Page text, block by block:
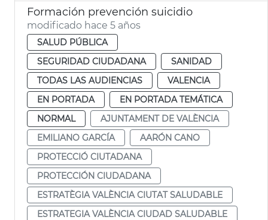
Formación prevención suicidio
modificado hace 5 años
SALUD PÚBLICA
SEGURIDAD CIUDADANA
SANIDAD
TODAS LAS AUDIENCIAS
VALENCIA
EN PORTADA
EN PORTADA TEMÁTICA
NORMAL
AJUNTAMENT DE VALÈNCIA
EMILIANO GARCÍA
AARÓN CANO
PROTECCIÓ CIUTADANA
PROTECCIÓN CIUDADANA
ESTRATÈGIA VALÈNCIA CIUTAT SALUDABLE
ESTRATEGIA VALÈNCIA CIUDAD SALUDABLE